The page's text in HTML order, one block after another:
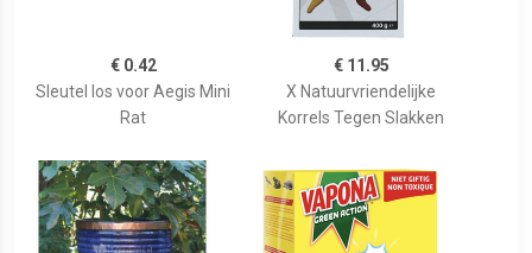
€ 0.42
Sleutel los voor Aegis Mini
Rat
€ 11.95
X Natuurvriendelijke
Korrels Tegen Slakken